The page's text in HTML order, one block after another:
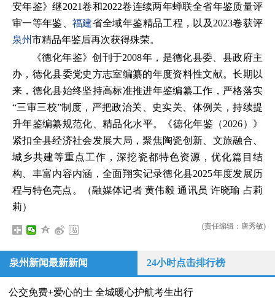
安年鉴》继2021卷和2022卷连续两年蝉联全省年鉴质量评
审一等年鉴、福建省全域年鉴精品工程，以及2023卷获评
泉州市精品年鉴后再次获得殊荣。
《德化年鉴》创刊于2008年，是德化县委、县政府主
办，德化县委党史方志室编纂的年度资料性文献。长期以
来，德化县始终坚持高标准推进年鉴编纂工作，严格落实
“三审三校”制度，严把政治关、史实关、体例关，持续提
升年鉴编纂规范化、精品化水平。《德化年鉴（2026）》
紧扣全县经济社会发展大局，聚焦陶瓷创新、文旅融合、
城乡共建等重点工作，深挖瓷都特色资源，优化篇目结
构、丰富内容内涵，全面翔实记录德化县2025年度发展历
程与特色亮点。（融媒体记者 黄伟毅 通讯员 许晓瑜 占莉
莉）
(责任编辑：唐秀敏)
泉州新闻最新新闻 24小时点击排行榜
公交免费+爱心的士 全城暖心护航考生出行